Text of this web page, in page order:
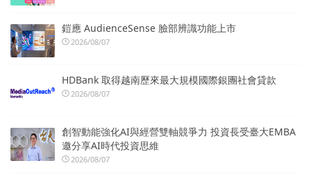
鎧應 AudienceSense 臉部辨識功能上市
2026/08/07
HDBank 取得越南歷來最大規模國際銀團社會貸款
2026/08/07
創智動能強化AI與經營雙軸競爭力 投資長受臺大EMBA
邀分享AI時代投資思維
2026/08/07